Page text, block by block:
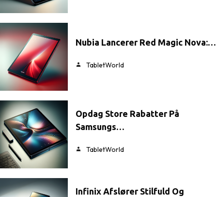
Nubia Lancerer Red Magic Nova:…
TabletWorld
Opdag Store Rabatter På
Samsungs…
TabletWorld
Infinix Afslører Stilfuld Og